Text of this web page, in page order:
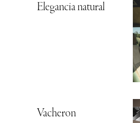
Elegancia natural
Vacheron